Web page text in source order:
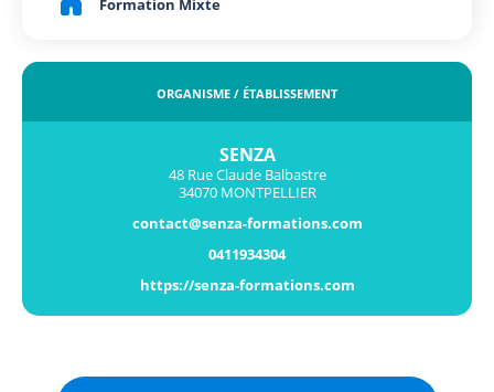
Formation Mixte
ORGANISME / ÉTABLISSEMENT
SENZA
48 Rue Claude Balbastre
34070 MONTPELLIER
contact@senza-formations.com
0411934304
https://senza-formations.com